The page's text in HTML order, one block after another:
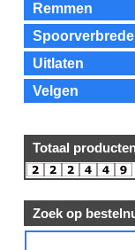
Remmen
Uitlaten
Velgen
Totaal
Zoek op